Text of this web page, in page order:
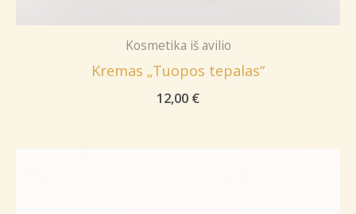
Kosmetika iš avilio
Kremas „Tuopos tepalas“
12,00 €